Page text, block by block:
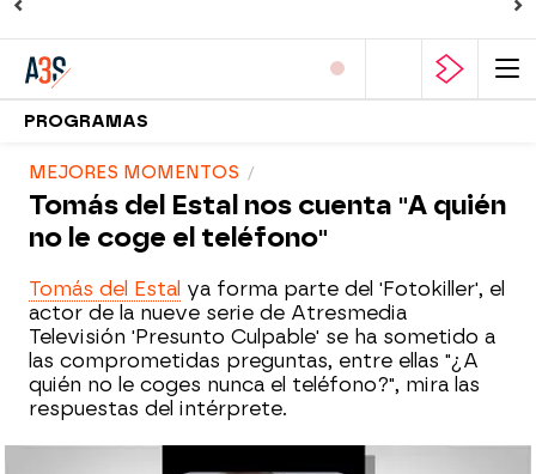
PROGRAMAS
MEJORES MOMENTOS
Tomás del Estal nos cuenta "A quién
no le coge el teléfono"
Tomás del Estal ya forma parte del 'Fotokiller', el
actor de la nueve serie de Atresmedia
Televisión 'Presunto Culpable' se ha sometido a
las comprometidas preguntas, entre ellas "¿A
quién no le coges nunca el teléfono?", mira las
respuestas del intérprete.